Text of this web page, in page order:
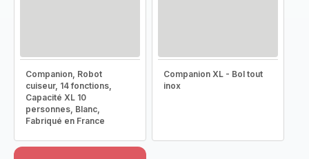
Companion, Robot
cuiseur, 14 fonctions,
Capacité XL 10
personnes, Blanc,
Fabriqué en France
Companion XL - Bol tout
inox